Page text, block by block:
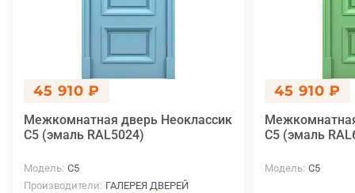
45 910 ₽
Межкомнатная дверь Неоклассик
C5 (эмаль RAL5024)
Модель C5
Производители ГАЛЕРЕЯ ДВЕРЕЙ
45 910 ₽
C5 (эмаль
Модель C5